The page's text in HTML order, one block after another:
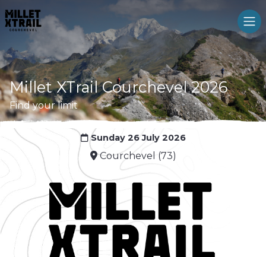
Millet XTrail Courchevel 2026
Find your limit
Sunday 26 July 2026
Courchevel (73)